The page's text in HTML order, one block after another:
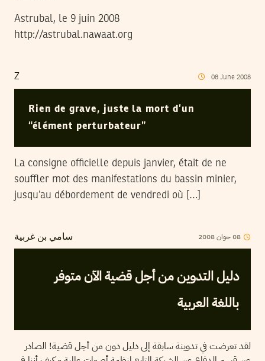
Astrubal, le 9 juin 2008
http://astrubal.nawaat.org
Z 08 June 2008
Rien de grave, juste la mort d’un
“élément perturbateur”
La consigne officielle depuis janvier, était de ne
souffler mot des manifestations du bassin minier,
jusqu’au débordement de vendredi où […]
سامي بن غربية 08جوان2008
دليل التدوين من أجل قضية الآن متوفر
باللغة العربية
لقد تعرضت في تدوينة سابقة إلى دليل دون من أجل قضية! الصادر